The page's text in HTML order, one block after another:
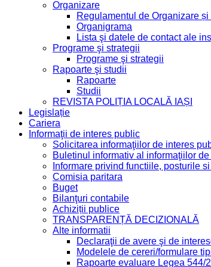
Organizare
Regulamentul de Organizare
Organigrama
Lista şi datele de contact ale
Programe şi strategii
Programe şi strategii
Rapoarte şi studii
Rapoarte
Studii
REVISTA POLIȚIA LOCALĂ IAȘI
Legislație
Cariera
Informaţii de interes public
Solicitarea informaţiilor de interes
Buletinul informativ al informaţiilor
Informare privind functiile, posturile
Comisia paritara
Buget
Bilanţuri contabile
Achiziții publice
TRANSPARENȚĂ DECIZIONALĂ
Alte informatii
Declaraţii de avere şi de
Modelele de cereri/formulare
Rapoarte evaluare Legea 544/